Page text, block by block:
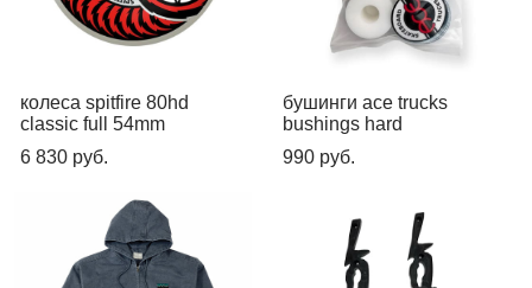
колеса spitfire 80hd
classic full 54mm
6 830 pуб.
бушинги ace trucks
bushings hard
990 pуб.